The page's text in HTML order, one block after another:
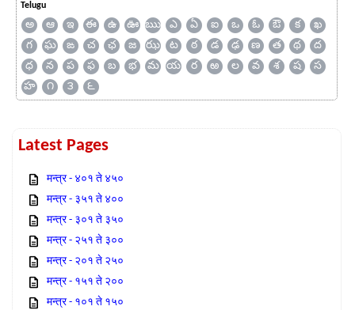
Telugu
అ ఆ ఇ ఈ ఉ ఊ ఋ ఎ ఏ ఐ ఒ ఓ ఔ క
ఖ
గ
ఘ ఙ చ ఛ జ ఝ ట ఠ డ ఢ ణ త థ
ద
ధ
న ప ఫ బ భ మ య ర ఱ ల వ శ ష
స
హ
౧ ౩ ౬
Latest Pages
मन्त्र - ४०१ ते ४५०
मन्त्र - ३५१ ते ४००
मन्त्र - ३०१ ते ३५०
मन्त्र - २५१ ते ३००
मन्त्र - २०१ ते २५०
मन्त्र - १५१ ते २००
मन्त्र - १०१ ते १५०